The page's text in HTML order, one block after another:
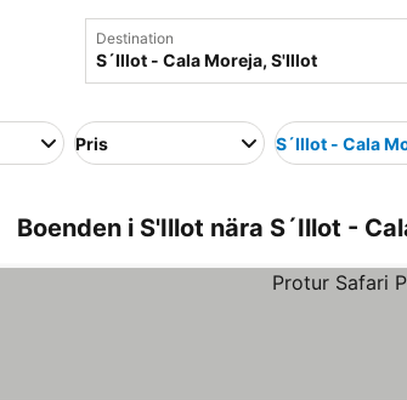
Destination
Pris S´Illot - Cala
Boenden i S'Illot nära S´Illot -